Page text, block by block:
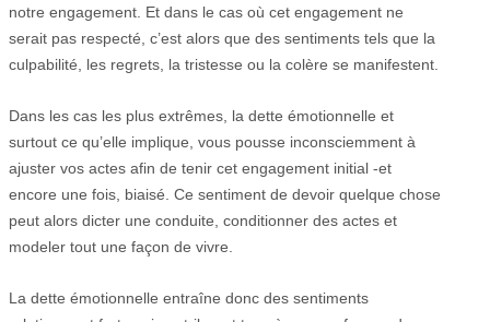
notre engagement. Et dans le cas où cet engagement ne
serait pas respecté, c’est alors que des sentiments tels que la
culpabilité, les regrets, la tristesse ou la colère se manifestent.
Dans les cas les plus extrêmes, la dette émotionnelle et
surtout ce qu’elle implique, vous pousse inconsciemment à
ajuster vos actes afin de tenir cet engagement initial -et
encore une fois, biaisé. Ce sentiment de devoir quelque chose
peut alors dicter une conduite, conditionner des actes et
modeler tout une façon de vivre.
La dette émotionnelle entraîne donc des sentiments